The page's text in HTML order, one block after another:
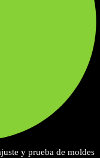
y prueba de moldes